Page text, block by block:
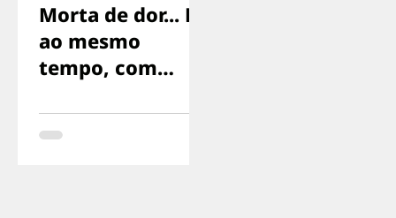
Morta de dor... E
ao mesmo
tempo, com
com medo de
que nos